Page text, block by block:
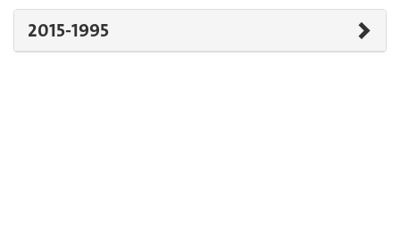
2015-1995